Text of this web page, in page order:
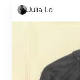
Julia Le